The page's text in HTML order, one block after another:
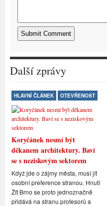
Další zprávy
HLAVNÍ ČLÁNEK OTEVŘENOST
Koryčánek nesmí být
děkanem architektury. Baví
se s neziskovým sektorem
Když jde o zájmy města, musí jít
osobní preference stranou. Hnutí
Žít Brno se proto jednoznačně
přidává na stranu profesorů a